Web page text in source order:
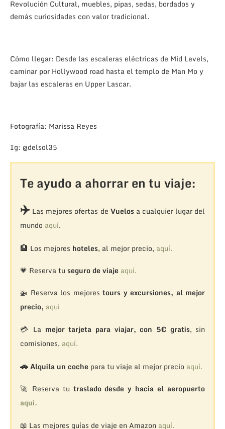
Revolución Cultural, muebles, pipas, sedas, bordados y
demás curiosidades con valor tradicional.
Cómo llegar: Desde las escaleras eléctricas de Mid Levels,
caminar por Hollywood road hasta el templo de Man Mo y
bajar las escaleras en Upper Lascar.
Fotografía: Marissa Reyes
Ig: @delsol35
Te ayudo a ahorrar en tu viaje:
✈️Las mejores ofertas de Vuelosa cualquier lugar del
mundo aquí.
🏨 Los mejores hoteles, al mejor precio, aquí.
💗 Reserva tu seguro de viaje aquí.
🚁 Reserva los mejorestours y excursiones, al mejor
precio, aquí
💳 La mejor tarjeta para viajar, con 5€ gratis, sin
comisiones, aquí.
🚗Alquila un coche para tu viaje al mejor precio aquí.
🚀 Reserva tu traslado desde y hacia el aeropuerto
aquí.
📖 Las mejores guías de viaje en Amazon aquí.